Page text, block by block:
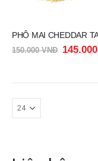
150.000VNĐ 145.000